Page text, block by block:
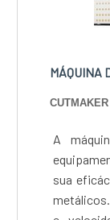
MÁQUINA
CUTMAKER
A
sua